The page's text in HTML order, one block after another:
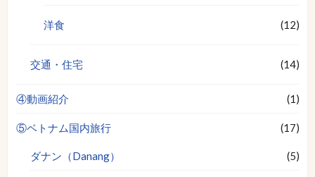
洋食 (12)
交通・住宅 (14)
④動画紹介 (1)
⑤ベトナム国内旅行 (17)
ダナン（Danang） (5)